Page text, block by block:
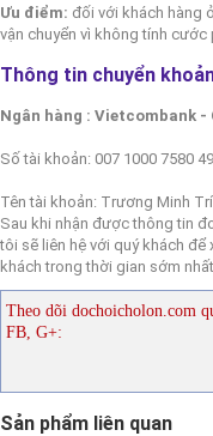
Ưu điểm: đối với khách hàng
vận chuyển vì không tính cước
Thông tin chuyển
Ngân hàng : Vietcombank -
Số tài khoản: 007 1000 7580 49
Tên tài khoản: Trương Minh Trí
Sau khi nhận được thông tin
tôi sẽ liên hệ với quý khách để
khách trong thời gian sớm nhất.
Theo dõi dochoicholon.com
FB, G+:
Sản phẩm liên quan